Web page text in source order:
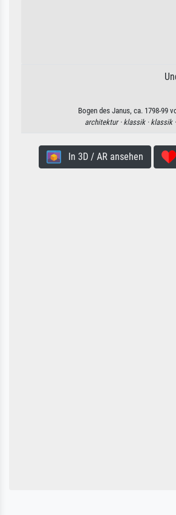
Bogen des Janus, ca. 1798-99
architektur · klassik · klassik ·
In 3D / AR ansehen